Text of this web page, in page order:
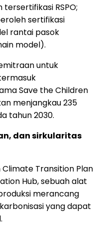
RSPO;
sertifikasi
rantai pasok
model).
untuk
Save the Children
menjangkau 235
tahun 2030.
dan sirkularitas
Transition Plan
Hub, sebuah alat
merancang
yang dapat